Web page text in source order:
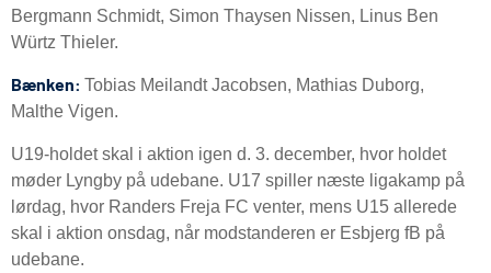
Bergmann Schmidt, Simon Thaysen Nissen, Linus Ben
Würtz Thieler.
Bænken: Tobias Meilandt Jacobsen, Mathias Duborg,
Malthe Vigen.
U19-holdet skal i aktion igen d. 3. december, hvor holdet
møder Lyngby på udebane. U17 spiller næste ligakamp på
lørdag, hvor Randers Freja FC venter, mens U15 allerede
skal i aktion onsdag, når modstanderen er Esbjerg fB på
udebane.